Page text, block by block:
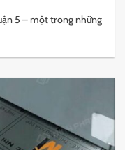
5 – một trong những